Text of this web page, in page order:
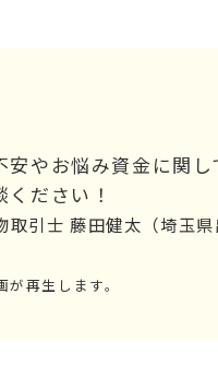
安やお悩み資金に関し
ださい！
引士 藤田健太（埼玉県
再生します。